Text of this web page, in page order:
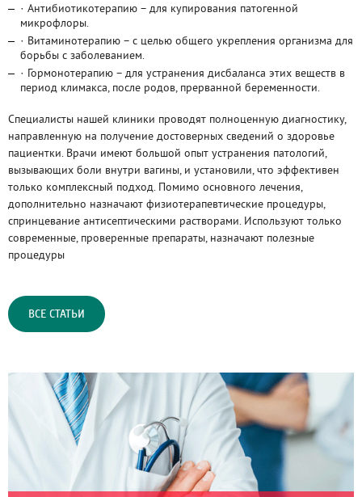
· Антибиотикотерапию – для купирования патогенной
микрофлоры.
· Витаминотерапию – с целью общего укрепления организма для
борьбы с заболеванием.
· Гормонотерапию – для устранения дисбаланса этих веществ в
период климакса, после родов, прерванной беременности.
Специалисты нашей клиники проводят полноценную диагностику,
направленную на получение достоверных сведений о здоровье
пациентки. Врачи имеют большой опыт устранения патологий,
вызывающих боли внутри вагины, и установили, что эффективен
только комплексный подход. Помимо основного лечения,
дополнительно назначают физиотерапевтические процедуры,
спринцевание антисептическими растворами. Используют только
современные, проверенные препараты, назначают полезные
процедуры
ВСЕ СТАТЬИ